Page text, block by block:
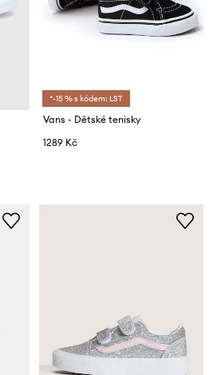
*-15 % s kódem: LST
Vans - Dětské tenisky
1289 Kč